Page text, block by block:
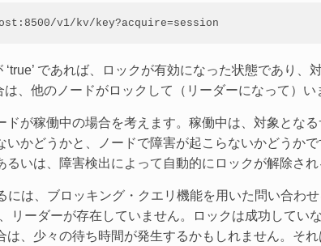
v1/kv/key?acquire=session
‘true’ であれば、ロックが有効になった状態であり
、他のノードがロックして（リーダーになって）い
が稼働中の場合を考えます。稼働中は、対象となる
かどうかと、ノードで障害が起こらないかどうか
いは、障害検出によって自動的にロックが解除され
は、ブロッキング・クエリ機能を用いた問い合わせ
リーダーが存在していません。ロックは成功してい
、少々の待ち時間が発生するかもしれません。それ